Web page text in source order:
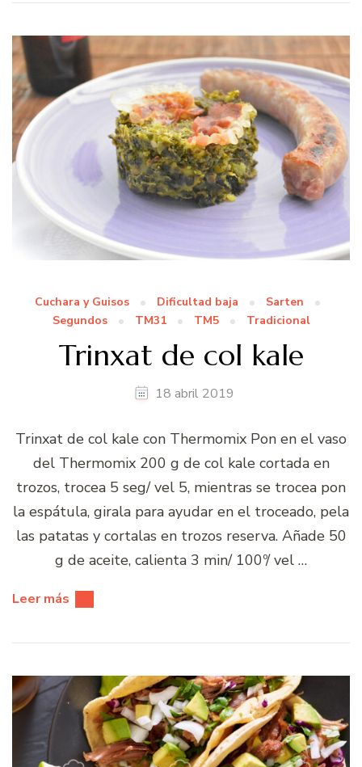
Cuchara y Guisos Dificultad baja
Sarten
Segundos
TM31 TM5 Tradicional
Trinxat de col kale
18 abril 2019
Trinxat de col kale con Thermomix Pon en el vaso
del Thermomix 200 g de col kale cortada en
trozos, trocea 5 seg/ vel 5, mientras se trocea pon
la espátula, girala para ayudar en el troceado, pela
las patatas y cortalas en trozos reserva. Añade 50
g de aceite, calienta 3 min/ 100º/ vel …
Leer más